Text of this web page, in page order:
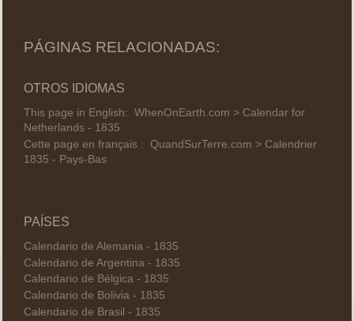
PÁGINAS RELACIONADAS:
OTROS IDIOMAS
This page in English: WhenOnEarth.com > Calendar for
Netherlands - 1835
Cette page en français : QuandSurTerre.com > Calendrier
1835 - Pays-Bas
PAÍSES
Calendario de Alemania - 1835
Calendario de Argentina - 1835
Calendario de Bélgica - 1835
Calendario de Bolivia - 1835
Calendario de Brasil - 1835